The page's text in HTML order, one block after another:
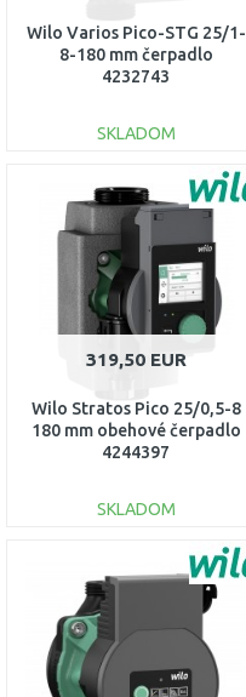
Wilo Varios Pico-STG 25/1-
8-180 mm čerpadlo
4232743
SKLADOM
DO KOŠÍKA
Porovnať
319,50 EUR
Wilo Stratos Pico 25/0,5-8
180 mm obehové čerpadlo
4244397
SKLADOM
DO KOŠÍKA